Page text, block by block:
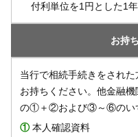
付利単位を1円とした1
お持ち
当行で相続手続きをされ
お持ちください。他金融
の①＋②および③～⑥のいず
① 本人確認資料